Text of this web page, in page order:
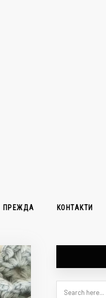
ПРЕЖДА КОНТАКТИ